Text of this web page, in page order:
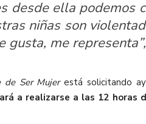
desde ella podemos
niñas son
gusta, me
de Ser Mujerestá solicitando
a realizarse a las 12